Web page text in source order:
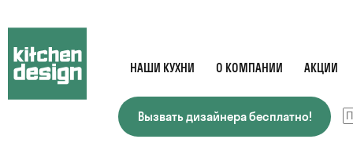
НАШИ КУХНИ О КОМПАНИИ АКЦИИ
Вызвать дизайнера бесплатно!